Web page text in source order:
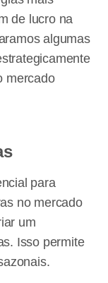
de lucro na
algumas
mercado
para
no mercado
um
Isso permite